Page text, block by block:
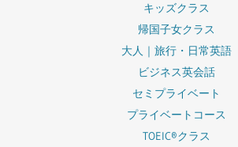
キッズクラス
帰国子女クラス
大人｜旅行・日常英語
ビジネス英会話
セミプライベート
プライベートコース
TOEIC®クラス